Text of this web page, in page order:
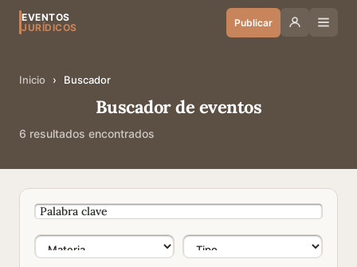
EVENTOS
JURÍDICOS
Publicar
Inicio › Buscador
Buscador de eventos
6 resultados encontrados